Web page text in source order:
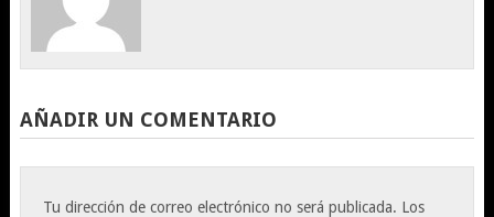
AÑADIR UN COMENTARIO
Tu dirección de correo electrónico no será publicada. Los